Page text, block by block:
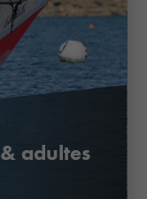
adultes